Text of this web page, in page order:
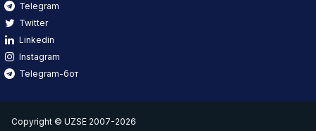
Telegram
Twitter
Linkedin
Instagram
Telegram-бот
Copyright © UZSE 2007-2026